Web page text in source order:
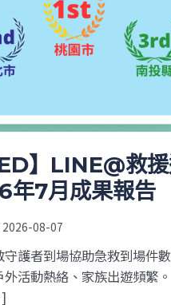
】LINE@救
年7月成果報告
2026-08-07
護者到場協助急救到場件
活動熱絡、家族出遊頻繁